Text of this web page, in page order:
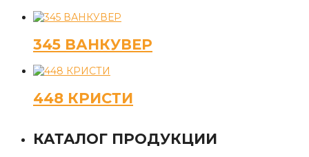
345 ВАНКУВЕР
448 КРИСТИ
КАТАЛОГ ПРОДУКЦИИ